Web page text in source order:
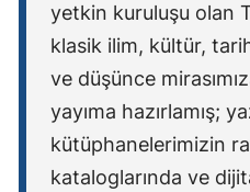
yetkin kuruluşu olan
klasik ilim, kültür,
ve düşünce
yayıma hazırlamış;
kütüphanelerimizin
kataloglarında ve